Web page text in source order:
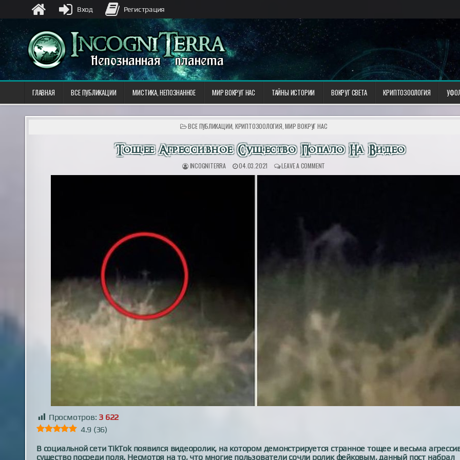
ГЛАВНАЯ ВСЕ ПУБЛИКАЦИИ МИСТИКА, НЕПОЗНАННОЕ МИР ВОКРУГ НАС ТАЙНЫ ИСТОРИИ ВОКРУГ СВЕТА КРИПТОЗООЛОГИЯ
ОПУБЛИКОВАНО
ВСЕ ПУБЛИКАЦИИ КРИПТОЗООЛОГИЯ ,МИР ВОКРУГ НАС
Тощее Агрессивное Существо Попало На Видео
INCOGNITERRA 04.03.2021 LEAVE A COMMENT
Просмотров: 3 622
4.9 (36)
В социальной сети TikTok появился видеоролик, на котором демонстрируется странное тощее и весьма
существо посреди поля. Несмотря на то, что многие пользователи сочли ролик фейковым, данный пост набрал
Вход Регистрация